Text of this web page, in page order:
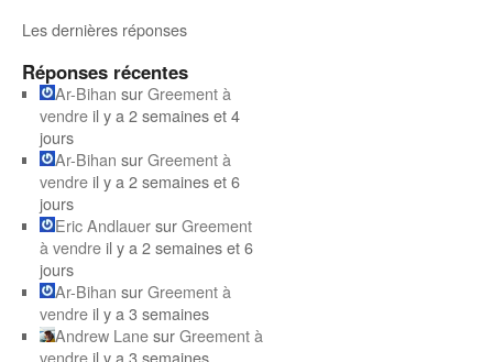
Les dernières réponses
Réponses récentes
Ar-Bihan surGreement à
vendre il y a 2 semaines et 4
jours
Ar-Bihan surGreement à
vendre il y a 2 semaines et 6
jours
Eric AndlauersurGreement
à vendre il y a 2 semaines et 6
jours
Ar-Bihan surGreement à
vendre il y a 3 semaines
Andrew LanesurGreement à
vendre il y a 3 semaines